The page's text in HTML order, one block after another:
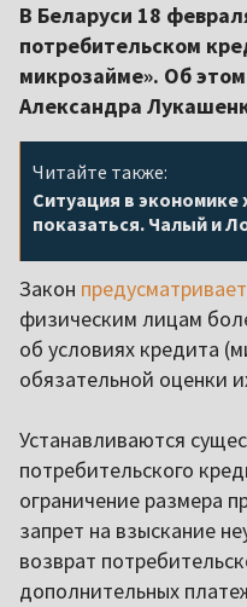
В Беларуси 18
потребительском
микрозайме». Об
Александра
Читайте также:
Ситуация в
показаться. Чалый и
Закон предусматривает
физическим лицам
об условиях кредита
обязательной оценки
Устанавливаются
потребительского
ограничение размера
запрет на взыскание
возврат
дополнительных